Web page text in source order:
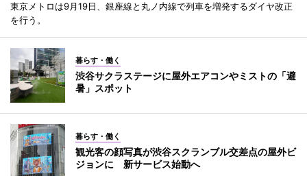
東京メトロは9月19日、銀座線と丸ノ内線で列車を増発するダイヤ改正
を行う。
暮らす・働く
渋谷サクラステージに屋外エアコンやミストの「避
暑」スポット
暮らす・働く
観光客の顔写真が渋谷スクランブル交差点の屋外ビ
ジョンに 新サービス始動へ